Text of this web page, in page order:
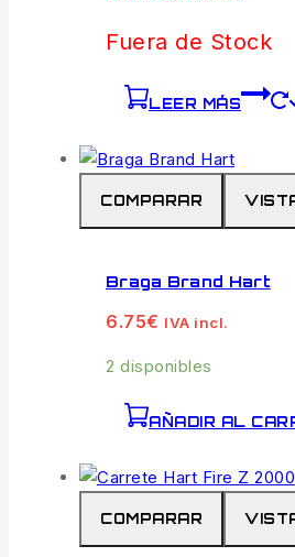
Fuera de Stock
LEER MÁS
COMPARAR
Braga Brand Hart
6.75€ IVA incl.
2 disponibles
AÑADIR AL
COMPARAR